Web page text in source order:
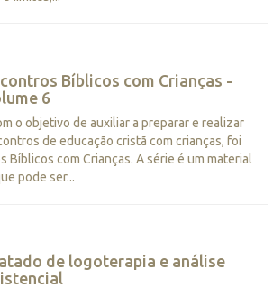
Bíblicos com Crianças -
6
o objetivo de auxiliar a preparar e realizar
de educação cristã com crianças, foi
Bíblicos com Crianças. A série é um material
pode ser...
de logoterapia e análise